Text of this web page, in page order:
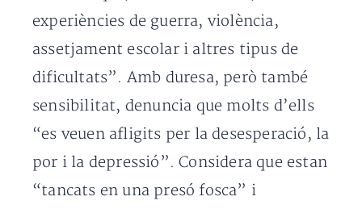
experiències de guerra, violència,
assetjament escolar i altres tipus de
dificultats”. Amb duresa, però també
sensibilitat, denuncia que molts d’ells
“es veuen afligits per la desesperació, la
por i la depressió”. Considera que estan
“tancats en una presó fosca” i